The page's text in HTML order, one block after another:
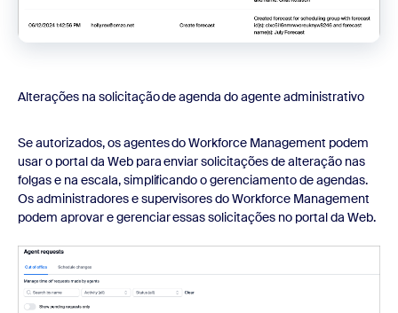
Alterações na solicitação de agenda do agente administrativo
Se autorizados, os agentes do Workforce Management podem
usar o portal da Web para enviar solicitações de alteração nas
folgas e na escala, simplificando o gerenciamento de agendas.
Os administradores e supervisores do Workforce Management
podem aprovar e gerenciar essas solicitações no portal da Web.